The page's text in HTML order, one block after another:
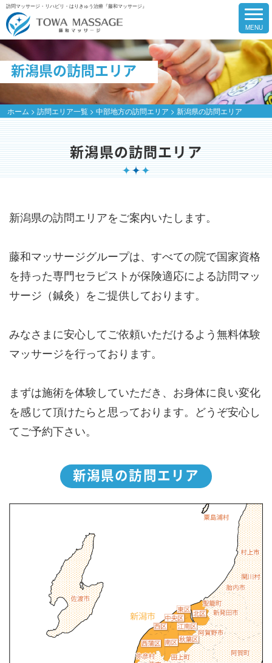
訪問マッサージ・リハビリ・はりきゅう治療『藤和マッサージ』
新潟県の訪問エリア
ホーム > 訪問エリア一覧> 中部地方の訪問エリア > 新潟県の訪問エリア
新潟県の訪問エリア
新潟県の訪問エリアをご案内いたします。
藤和マッサージグループは、すべての院で国家資格
を持った専門セラピストが保険適応による訪問マッ
サージ（鍼灸）をご提供しております。
みなさまに安心してご依頼いただけるよう無料体験
マッサージを行っております。
まずは施術を体験していただき、お身体に良い変化
を感じて頂けたらと思っております。どうぞ安心し
てご予約下さい。
新潟県の訪問エリア